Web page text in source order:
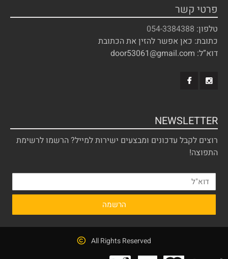
פרטי קשר
טלפון: 054-3384388
כתובת: כאן אפשר להזין את הכתובת
דוא”ל: door53061@gmail.com
NEWSLETTER
רוצים לקבל עדכונים ומבצעים ישירות למייל? הרשמו לרשימת
התפוצה!
All Rights Reserved